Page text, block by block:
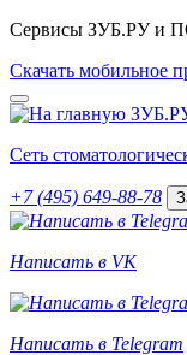
Сервисы ЗУБ.РУ
Скачать мобильное
Сеть
+7 (495) 649-88-78
Написать в VK
Написать в Telegram